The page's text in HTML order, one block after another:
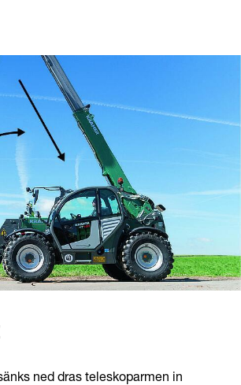
ned dras teleskoparmen in